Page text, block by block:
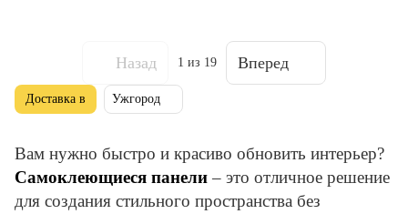
Назад 1 из 19 Вперед
Вам нужно быстро и красиво обновить интерьер?
Самоклеющиеся панели– это отличное решение
для создания стильного пространства без
Доставка в Ужгород